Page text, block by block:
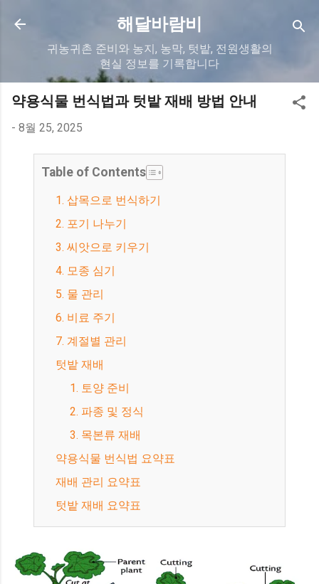
기본 콘텐츠로 건너뛰기
해달바람비
귀농귀촌 준비와 농지, 농막, 텃밭, 전원생활의
현실 정보를 기록합니다
약용식물 번식법과 텃밭 재배 방법 안내
- 8월 25, 2025
Table of Contents
1. 삽목으로 번식하기
2. 포기 나누기
3. 씨앗으로 키우기
4. 모종 심기
5. 물 관리
6. 비료 주기
7. 계절별 관리
텃밭 재배
1. 토양 준비
2. 파종 및 정식
3. 목본류 재배
약용식물 번식법 요약표
재배 관리 요약표
텃밭 재배 요약표